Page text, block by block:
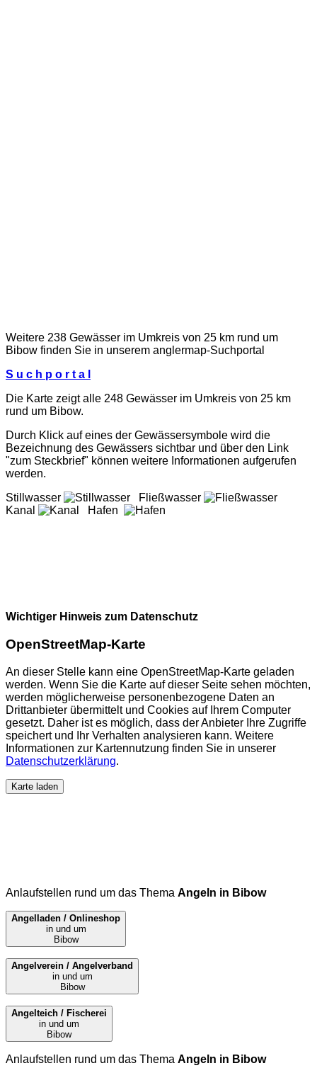
Weitere 238 Gewässer im Umkreis von 25 km rund um
Bibow finden Sie in unserem anglermap-Suchportal
S u c h p o r t a l
Die Karte zeigt alle 248 Gewässer im Umkreis von 25 km
rund um Bibow.
Durch Klick auf eines der Gewässersymbole wird die
Bezeichnung des Gewässers sichtbar und über den Link
"zum Steckbrief" können weitere Informationen aufgerufen
werden.
Stillwasser
Fließwasser
Kanal
Hafen
Wichtiger Hinweis zum Datenschutz
OpenStreetMap-Karte
An dieser Stelle kann eine OpenStreetMap-Karte geladen
werden. Wenn Sie die Karte auf dieser Seite sehen möchten,
werden möglicherweise personenbezogene Daten an
Drittanbieter übermittelt und Cookies auf Ihrem Computer
gesetzt. Daher ist es möglich, dass der Anbieter Ihre Zugriffe
speichert und Ihr Verhalten analysieren kann. Weitere
Informationen zur Kartennutzung finden Sie in unserer
Datenschutzerklärung.
Karte laden
Anlaufstellen rund um das Thema Angeln in Bibow
Angelladen / Onlineshop
in und um
Bibow
Angelverein / Angelverband
in und um
Bibow
Angelteich / Fischerei
in und um
Bibow
Anlaufstellen rund um das Thema Angeln in Bibow